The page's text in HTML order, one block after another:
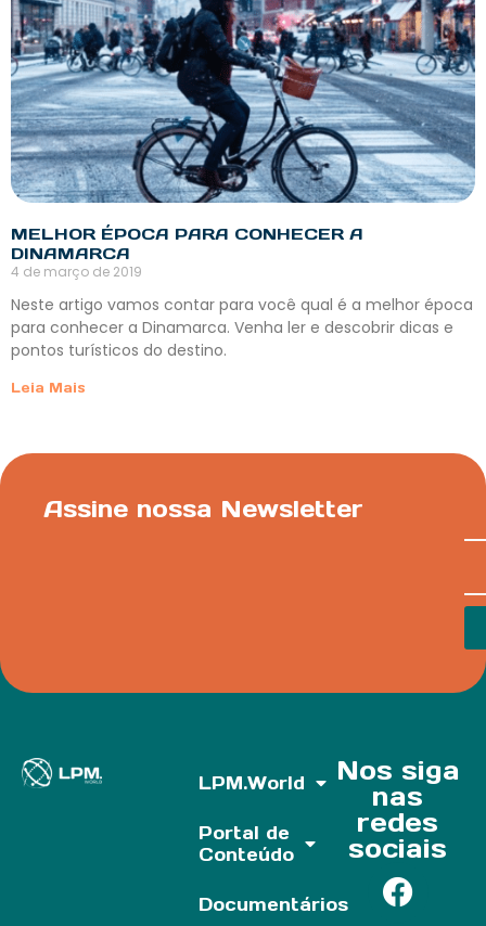
MELHOR ÉPOCA PARA CONHECER A
DINAMARCA
4 de março de 2019
Neste artigo vamos contar para você qual é a melhor época
para conhecer a Dinamarca. Venha ler e descobrir dicas e
pontos turísticos do destino.
Leia Mais
Assine nossa Newsletter
LPM.World
Portal de
Conteúdo
Documentários
Nos siga
nas
redes
sociais